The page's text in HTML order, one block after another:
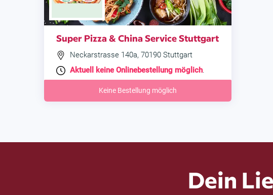
Super Pizza & China Service Stuttgart
Neckarstrasse 140a, 70190 Stuttgart
Aktuell keine Onlinebestellung möglich.
Keine Bestellung möglich
Dein